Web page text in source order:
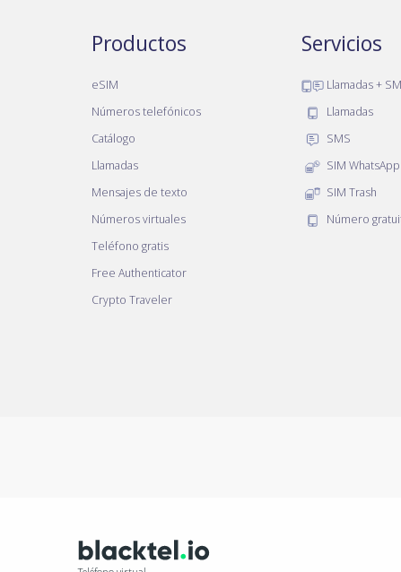
Productos
eSIM
Números telefónicos
Catálogo
Llamadas
Mensajes de texto
Números virtuales
Teléfono gratis
Free Authenticator
Crypto Traveler
Servicios
Llamadas +
Llamadas
SMS
SIM WhatsApp
SIM Trash
Número